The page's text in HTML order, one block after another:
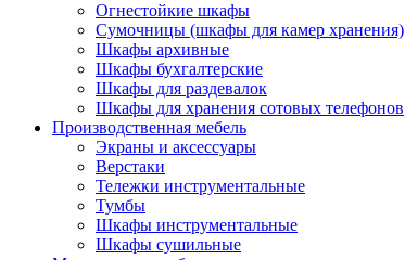
Огнестойкие шкафы
Сумочницы (шкафы для камер хранения)
Шкафы архивные
Шкафы бухгалтерские
Шкафы для раздевалок
Шкафы для хранения сотовых телефонов
Производственная мебель
Экраны и аксессуары
Верстаки
Тележки инструментальные
Тумбы
Шкафы инструментальные
Шкафы сушильные